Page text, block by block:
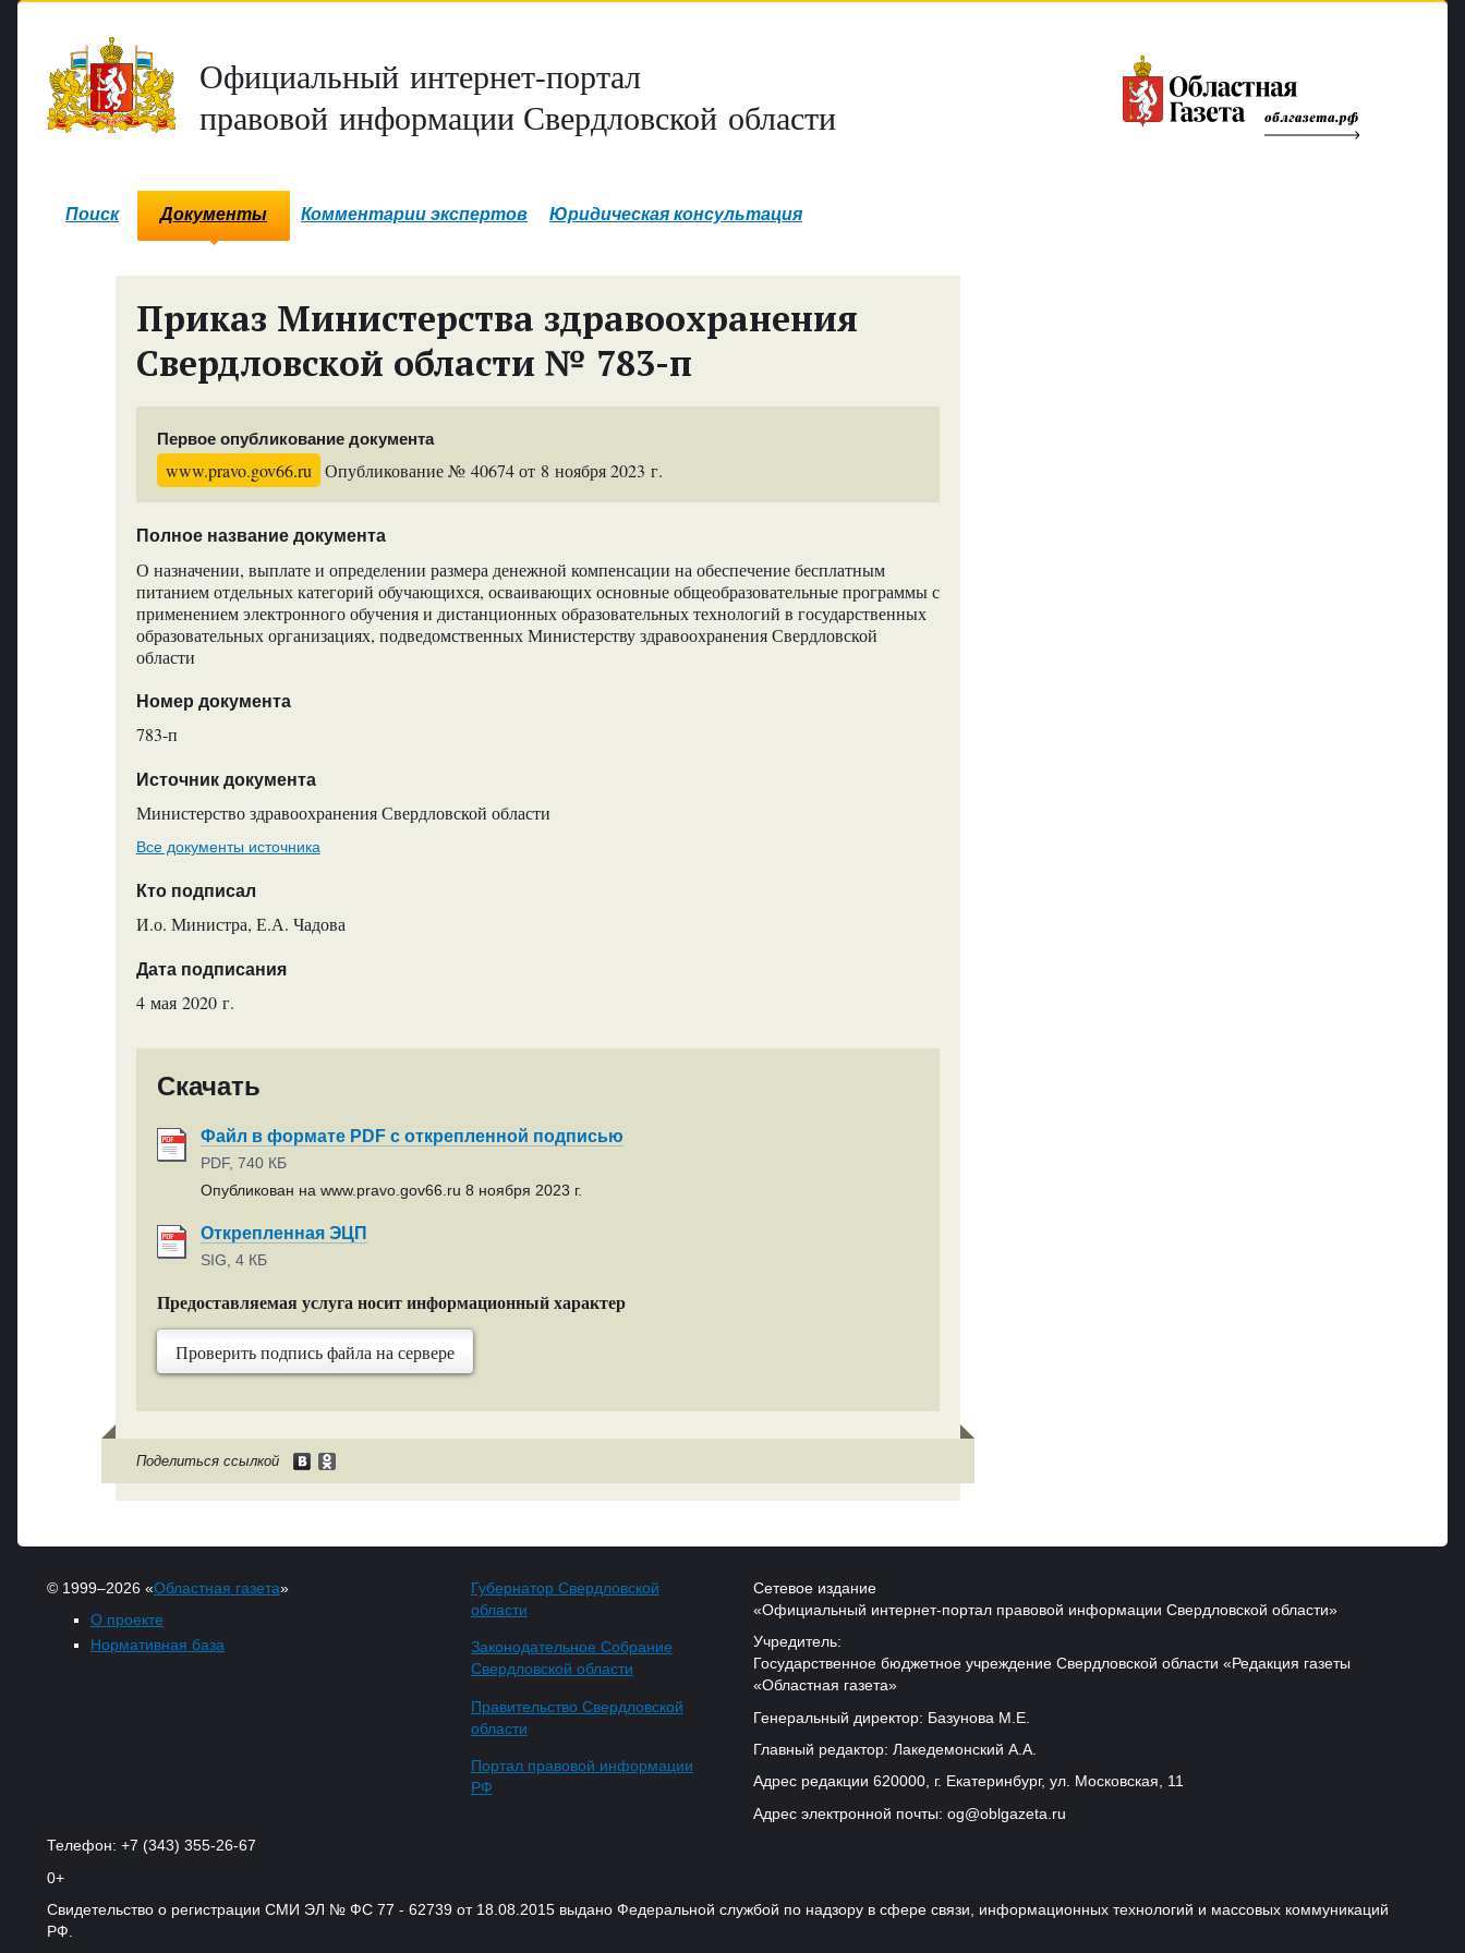
Официальный интернет-портал
правовой информации Свердловской области
Поиск Документы Комментарии экспертов Юридическая консультация
Приказ Министерства здравоохранения
Свердловской области № 783-п
Первое опубликование документа
www.pravo.gov66.ru Опубликование № 40674 от 8 ноября 2023 г.
Полное название документа
О назначении, выплате и определении размера денежной компенсации на обеспечение бесплатным
питанием отдельных категорий обучающихся, осваивающих основные общеобразовательные программы с
применением электронного обучения и дистанционных образовательных технологий в государственных
образовательных организациях, подведомственных Министерству здравоохранения Свердловской
области
Номер документа
783-п
Источник документа
Министерство здравоохранения Свердловской области
Все документы источника
Кто подписал
И.о. Министра, Е.А. Чадова
Дата подписания
4 мая 2020 г.
Скачать
Файл в формате PDF с открепленной подписью
PDF, 740 КБ
Опубликован на www.pravo.gov66.ru 8 ноября 2023 г.
Открепленная ЭЦП
SIG, 4 КБ
Предоставляемая услуга носит информационный характер
Проверить подпись файла на сервере
Поделиться ссылкой
© 1999–2026 «Областная газета»
О проекте
Нормативная база
Губернатор Свердловской
области
Законодательное Собрание
Свердловской области
Правительство Свердловской
области
Портал правовой информации
РФ
Сетевое издание
«Официальный интернет-портал правовой информации Свердловской области»
Учредитель:
Государственное бюджетное учреждение Свердловской области «Редакция газеты
«Областная газета»
Генеральный директор: Базунова М.Е.
Главный редактор: Лакедемонский А.А.
Адрес редакции 620000, г. Екатеринбург, ул. Московская, 11
Адрес электронной почты: og@oblgazeta.ru
Телефон: +7 (343) 355-26-67
0+
Свидетельство о регистрации СМИ ЭЛ № ФС 77 - 62739 от 18.08.2015 выдано Федеральной службой по надзору в сфере связи, информационных технологий и массовых коммуникаций
РФ.